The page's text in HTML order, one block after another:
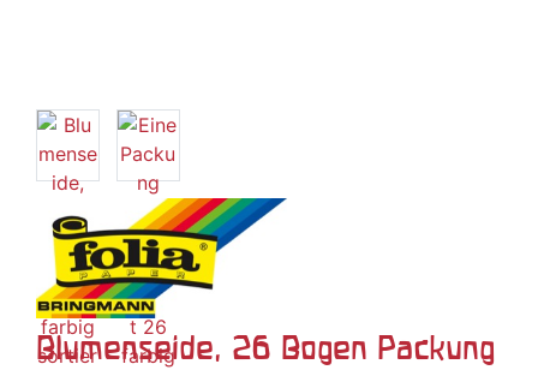
Blumenseide, 26 Bogen Packung